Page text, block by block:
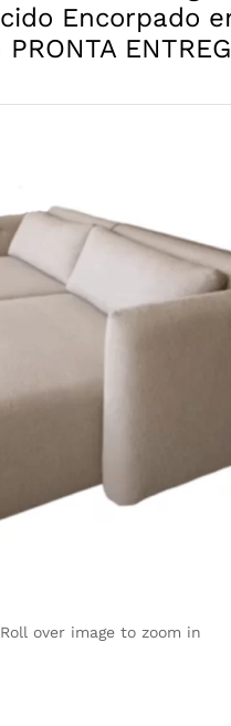
Encorpado
Roll over image to zoom in